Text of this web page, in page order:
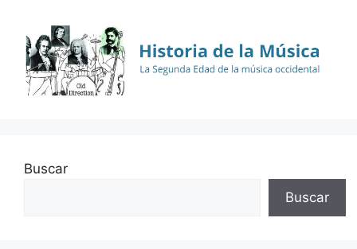
Buscar
Buscar